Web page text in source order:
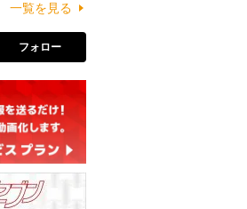
一覧を見る
フォロー